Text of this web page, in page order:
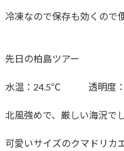
冷凍なので保存も効くので
先日の柏島ツアー
水温：24.5℃ 透明度：
北風強めで、厳しい海況で
可愛いサイズのクマドリカ